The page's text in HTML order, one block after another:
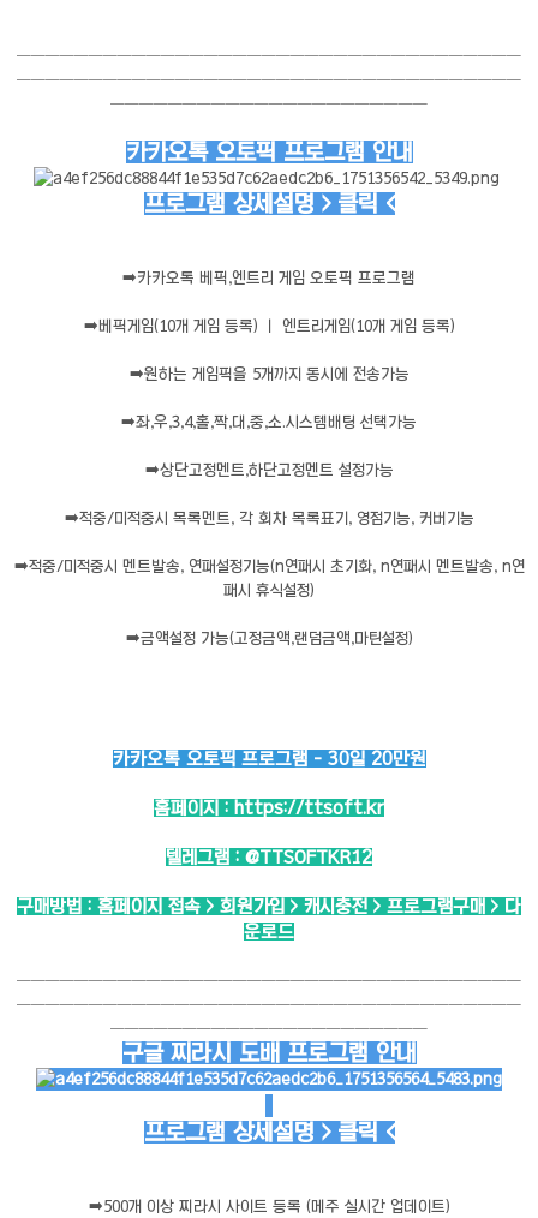
───────────────────────────────────
───────────────────────────────────
──────────────────────
카카오톡 오토픽 프로그램 안내
프로그램 상세설명 > 클릭 <
➡️카카오톡 베픽,엔트리 게임 오토픽 프로그램
➡️ 베픽게임(10개 게임 등록) ㅣ 엔트리게임(10개 게임 등록)
➡️원하는 게임픽을 5개까지 동시에 전송가능
➡️좌,우,3,4,홀,짝,대,중,소.시스템배팅 선택가능
➡️상단고정멘트,하단고정멘트 설정가능
➡️적중/미적중시 목록멘트, 각 회차 목록표기, 영점기능, 커버기능
➡️적중/미적중시 멘트발송, 연패설정기능(n연패시 초기화, n연패시 멘트발송, n연
패시 휴식설정)
➡️금액설정 가능(고정금액,랜덤금액,마틴설정)
카카오톡 오토픽 프로그램 - 30일 20만원
홈페이지 : https://ttsoft.kr
텔레그램 : @TTSOFTKR12
구매방법 : 홈페이지 접속 > 회원가입 > 캐시충전 > 프로그램구매 > 다
운로드
───────────────────────────────────
───────────────────────────────────
──────────────────────
구글 찌라시 도배 프로그램 안내
프로그램 상세설명 > 클릭 <
➡️500개 이상 찌라시 사이트 등록 (메주 실시간 업데이트)